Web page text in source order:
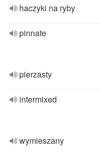
haczyki na ryby
pinnate
pierzasty
intermixed
wymieszany